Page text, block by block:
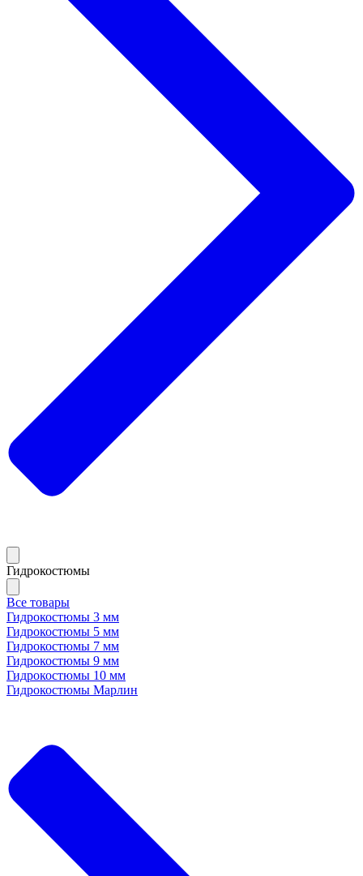
Гидрокостюмы
Все товары
Гидрокостюмы 3 мм
Гидрокостюмы 5 мм
Гидрокостюмы 7 мм
Гидрокостюмы 9 мм
Гидрокостюмы 10 мм
Гидрокостюмы Марлин